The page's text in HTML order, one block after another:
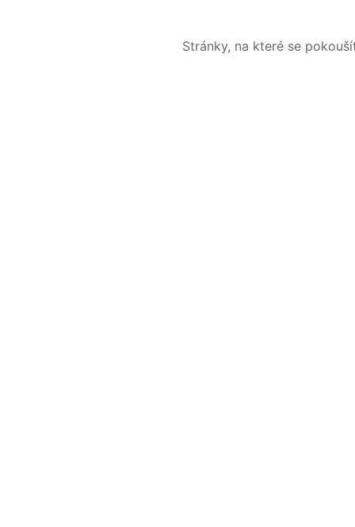
Stránky, na které se